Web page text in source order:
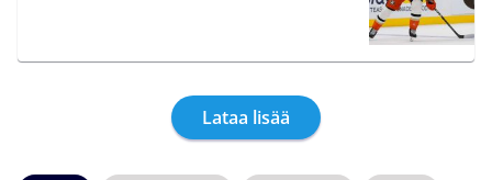
Lataa lisää